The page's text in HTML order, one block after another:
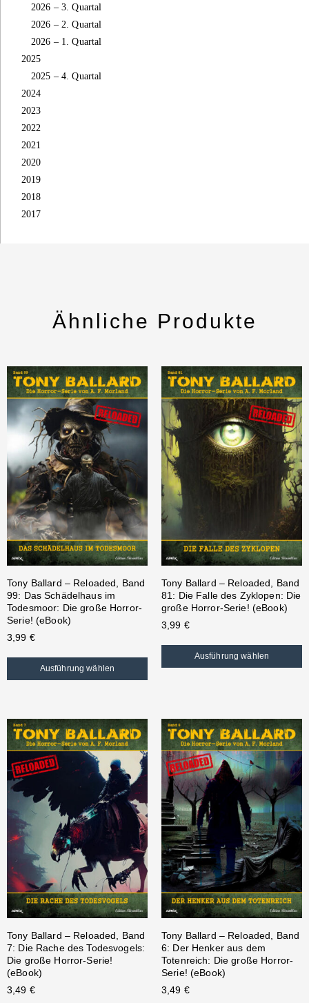
2026 – 3. Quartal
2026 – 2. Quartal
2026 – 1. Quartal
2025
2025 – 4. Quartal
2024
2023
2022
2021
2020
2019
2018
2017
Ähnliche Produkte
Tony Ballard – Reloaded, Band
99: Das Schädelhaus im
Todesmoor: Die große Horror-
Serie! (eBook)
3,99 €
Ausführung wählen
Tony Ballard – Reloaded, Band
81: Die Falle des Zyklopen: Die
große Horror-Serie! (eBook)
3,99 €
Ausführung wählen
Tony Ballard – Reloaded, Band
7: Die Rache des Todesvogels:
Die große Horror-Serie!
(eBook)
3,49 €
Tony Ballard – Reloaded, Band
6: Der Henker aus dem
Totenreich: Die große Horror-
Serie! (eBook)
3,49 €